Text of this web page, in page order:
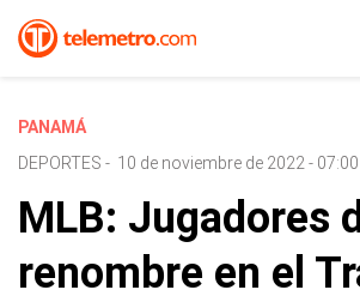
PANAMÁ
DEPORTES - 10 de noviembre de 2022 - 07:00
MLB: Jugadores
renombre en el